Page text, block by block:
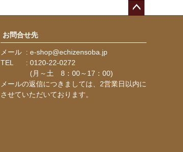
ップ
お問合せ先
メール
e-shop@echizensoba.jp
TEL
0120-22-0272
(月～土 8：00～17：00)
メールの返信につきましては、2営業日以内に
させていただいております。